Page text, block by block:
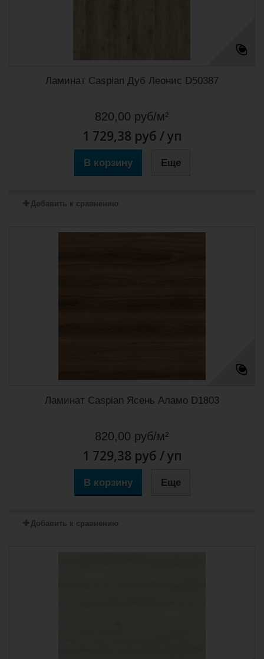
Ламинат Caspian Дуб Леонис D50387
820,00 руб/м²
1 729,38 руб / уп
В корзину Еще
Добавить к сравнению
Ламинат Caspian Ясень Аламо D1803
820,00 руб/м²
1 729,38 руб / уп
В корзину Еще
Добавить к сравнению